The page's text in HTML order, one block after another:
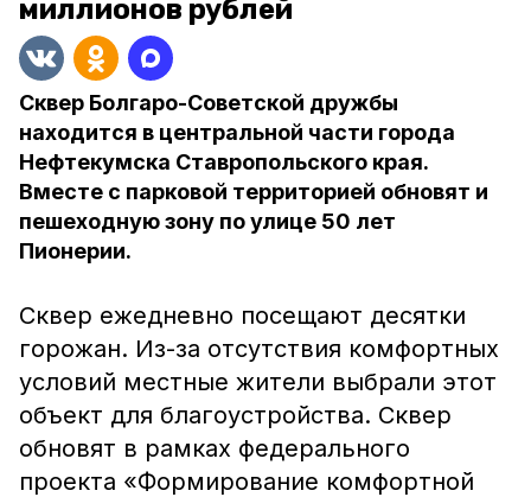
миллионов рублей
Сквер Болгаро-Советской дружбы
находится в центральной части города
Нефтекумска Ставропольского края.
Вместе с парковой территорией обновят и
пешеходную зону по улице 50 лет
Пионерии.
Сквер ежедневно посещают десятки
горожан. Из-за отсутствия комфортных
условий местные жители выбрали этот
объект для благоустройства. Сквер
обновят в рамках федерального
проекта «Формирование комфортной